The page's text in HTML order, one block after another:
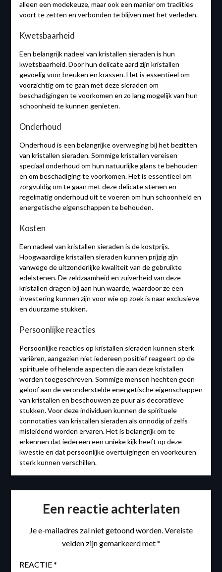
alleen een modekeuze, maar ook een manier om tradities
voort te zetten en verbonden te blijven met het verleden.
Kwetsbaarheid
Een belangrijk nadeel van kristallen sieraden is hun
kwetsbaarheid. Door hun delicate aard zijn kristallen
gevoelig voor breuken en krassen. Het is essentieel om
voorzichtig om te gaan met deze sieraden om
beschadigingen te voorkomen en zo lang mogelijk van hun
schoonheid te kunnen genieten.
Onderhoud
Onderhoud is een belangrijke overweging bij het bezitten
van kristallen sieraden. Sommige kristallen vereisen
speciaal onderhoud om hun natuurlijke glans te behouden
en om beschadiging te voorkomen. Het is essentieel om
zorgvuldig om te gaan met deze delicate stenen en
regelmatig onderhoud uit te voeren om hun schoonheid en
energetische eigenschappen te behouden.
Kosten
Een nadeel van kristallen sieraden is de kostprijs.
Hoogwaardige kristallen sieraden kunnen prijzig zijn
vanwege de uitzonderlijke kwaliteit van de gebruikte
edelstenen. De zeldzaamheid en zuiverheid van deze
kristallen dragen bij aan hun waarde, waardoor ze een
investering kunnen zijn voor wie op zoek is naar exclusieve
en duurzame stukken.
Persoonlijke reacties
Persoonlijke reacties op kristallen sieraden kunnen sterk
variëren, aangezien niet iedereen positief reageert op de
spirituele of helende aspecten die aan deze kristallen
worden toegeschreven. Sommige mensen hechten geen
geloof aan de veronderstelde energetische eigenschappen
van kristallen en beschouwen ze puur als decoratieve
stukken. Voor deze individuen kunnen de spirituele
connotaties van kristallen sieraden als onnodig of zelfs
misleidend worden ervaren. Het is belangrijk om te
erkennen dat iedereen een unieke kijk heeft op deze
kwestie en dat persoonlijke overtuigingen en voorkeuren
sterk kunnen verschillen.
Een reactie achterlaten
Je e-mailadres zal niet getoond worden.Vereiste
velden zijn gemarkeerd met*
REACTIE*